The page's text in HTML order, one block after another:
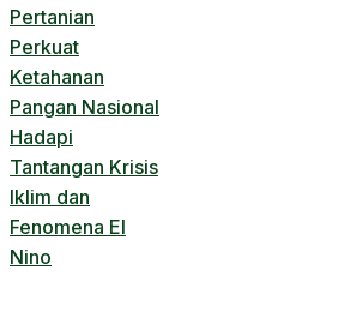
Pertanian
Perkuat
Ketahanan
Pangan Nasional
Hadapi
Tantangan Krisis
Iklim dan
Fenomena El
Nino